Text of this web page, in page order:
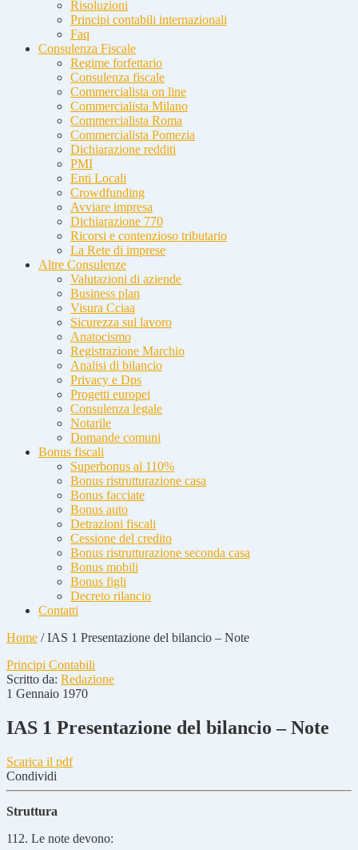
Risoluzioni
Principi contabili internazionali
Faq
Consulenza Fiscale
Regime forfettario
Consulenza fiscale
Commercialista on line
Commercialista Milano
Commercialista Roma
Commercialista Pomezia
Dichiarazione redditi
PMI
Enti Locali
Crowdfunding
Avviare impresa
Dichiarazione 770
Ricorsi e contenzioso tributario
La Rete di imprese
Altre Consulenze
Valutazioni di aziende
Business plan
Visura Cciaa
Sicurezza sul lavoro
Anatocismo
Registrazione Marchio
Analisi di bilancio
Privacy e Dps
Progetti europei
Consulenza legale
Notarile
Domande comuni
Bonus fiscali
Superbonus al 110%
Bonus ristrutturazione casa
Bonus facciate
Bonus auto
Detrazioni fiscali
Cessione del credito
Bonus ristrutturazione seconda casa
Bonus mobili
Bonus figli
Decreto rilancio
Contatti
Home /IAS 1 Presentazione del bilancio – Note
Principi Contabili
Scritto da: Redazione
1 Gennaio 1970
IAS 1 Presentazione del bilancio – Note
Scarica il pdf
Condividi
Struttura
112. Le note devono: